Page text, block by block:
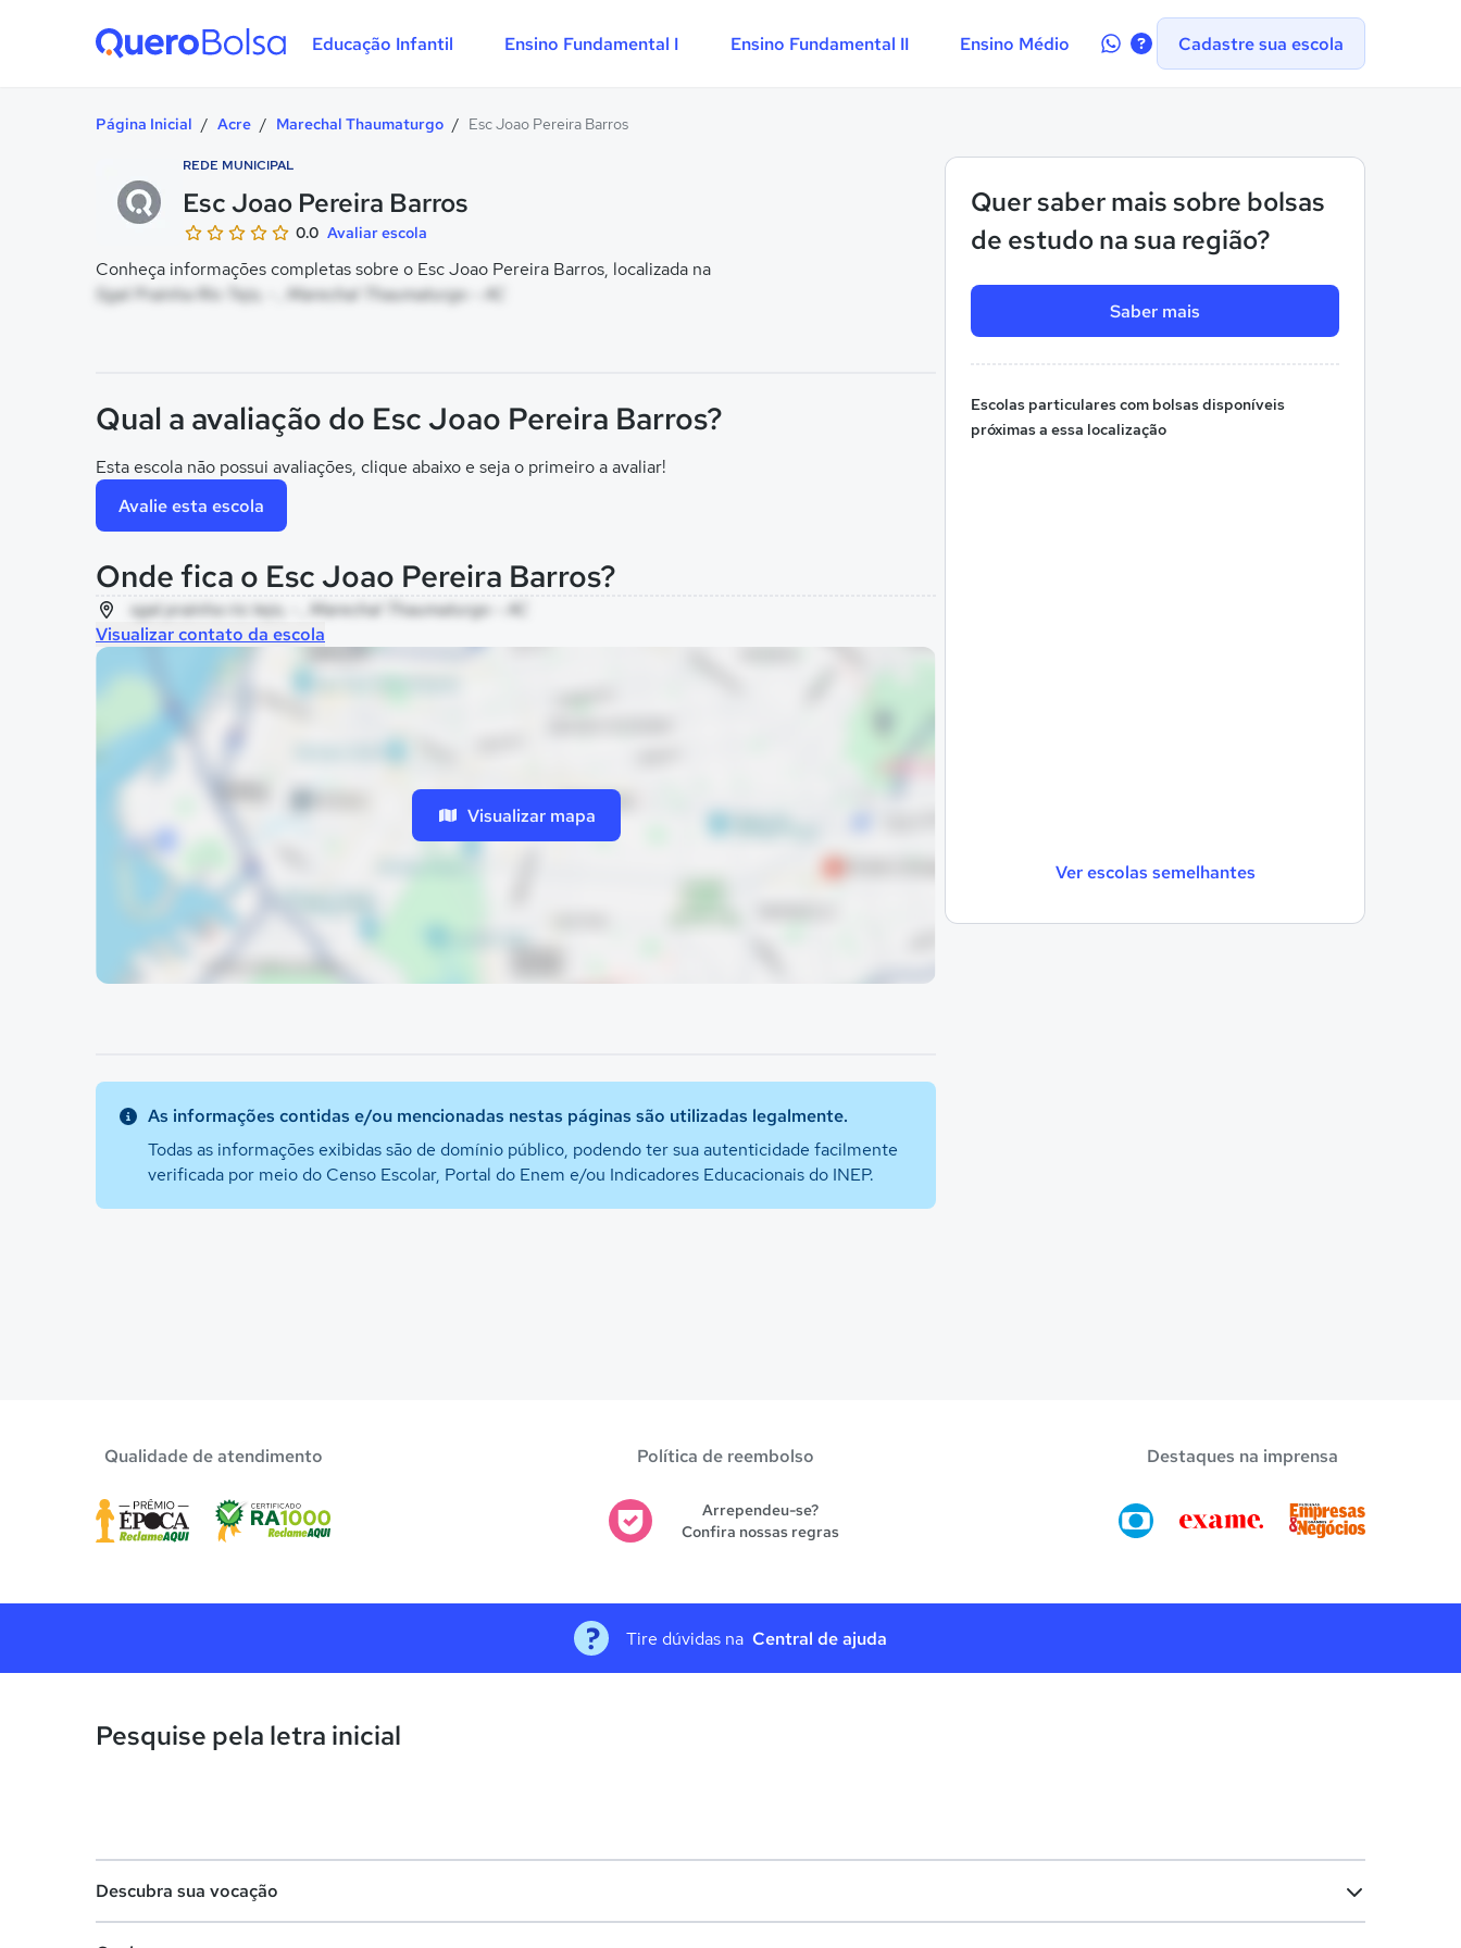
Educação Infantil Ensino Fundamental I Ensino Fundamental II Ensino Médio
Contate-Cadastre sua escola
Página Inicial / Acre / Marechal Thaumaturgo / Esc Joao Pereira Barros
REDE MUNICIPAL
Esc Joao Pereira Barros
0.0 Avaliar escola
Conheça informações completas sobre o Esc Joao Pereira Barros, localizada na
Sgal Prainha Rio Tejo, - , Marechal Thaumaturgo - AC
Quer saber mais sobre bolsas
de estudo na sua região?
Saber mais
Escolas particulares com bolsas disponíveis
próximas a essa localização
Ver escolas semelhantes
Qual a avaliação do Esc Joao Pereira Barros?
Esta escola não possui avaliações, clique abaixo e seja o primeiro a avaliar!
Avalie esta escola
Onde fica o Esc Joao Pereira Barros?
sgal prainha rio tejo, - , Marechal Thaumaturgo - AC
Visualizar contato da escola
Visualizar mapa
As informações contidas e/ou mencionadas nestas páginas são utilizadas legalmente.
Todas as informações exibidas são de domínio público, podendo ter sua autenticidade facilmente
verificada por meio do Censo Escolar, Portal do Enem e/ou Indicadores Educacionais do INEP.
Qualidade de atendimento Política de reembolso
Arrependeu-se?
Confira nossas regras
Destaques na imprensa
Tire dúvidas na Central de ajuda
Pesquise pela letra inicial
Descubra sua vocação